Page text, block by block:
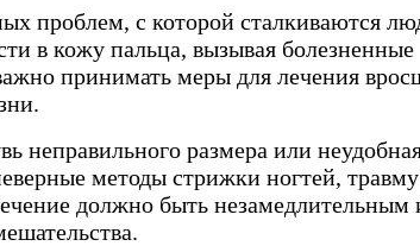
проблем, с которой сталкиваются
в кожу пальца, вызывая болезненные
принимать меры для лечения
неправильного размера или
методы стрижки ногтей,
должно быть незамедлительным